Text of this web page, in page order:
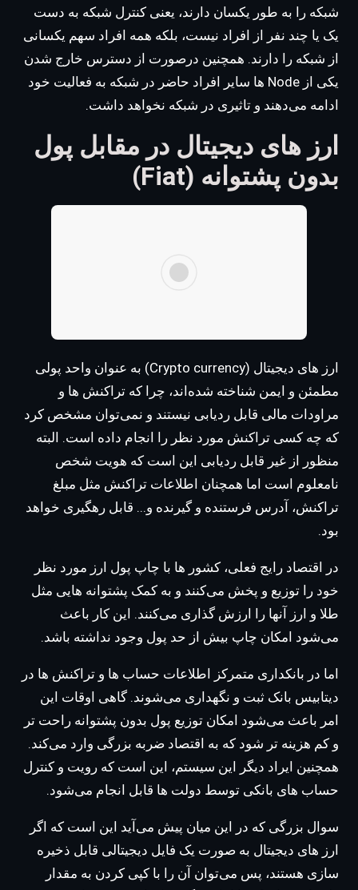
شبکه را به طور یکسان دارند، یعنی کنترل شبکه به دست
یک یا چند نفر از افراد نیست، بلکه همه افراد سهم یکسانی
از شبکه را دارند. همچنین درصورت از دسترس خارج شدن
یکی از Node ها سایر افراد حاضر در شبکه به فعالیت خود
ادامه می‌دهند و تاثیری در شبکه نخواهد داشت.
ارز های دیجیتال در مقابل پول
بدون پشتوانه (Fiat)
ارز های دیجیتال (Crypto currency) به عنوان واحد پولی
مطمئن و ایمن شناخته شده‌اند، چرا که تراکنش ها و
مراودات مالی قابل ردیابی نیستند و نمی‌توان مشخص کرد
که چه کسی تراکنش مورد نظر را انجام داده است. البته
منظور از غیر قابل ردیابی این است که هویت شخص
نامعلوم است اما همچنان اطلاعات تراکنش مثل مبلغ
تراکنش، آدرس فرستنده و گیرنده و... قابل رهگیری خواهد
بود.
در اقتصاد رایج فعلی، کشور ها با چاپ پول ارز مورد نظر
خود را توزیع و پخش می‌کنند و به کمک پشتوانه هایی مثل
طلا و ارز آنها را ارزش گذاری می‌کنند. این کار باعث
می‌شود امکان چاپ بیش از حد پول وجود نداشته باشد.
اما در بانکداری متمرکز اطلاعات حساب ها و تراکنش ها در
دیتابیس بانک ثبت و نگهداری می‌شوند. گاهی اوقات این
امر باعث می‌شود امکان توزیع پول بدون پشتوانه راحت تر
و کم هزینه تر شود که به اقتصاد ضربه بزرگی وارد می‌کند.
همچنین ایراد دیگر این سیستم، این است که رویت و کنترل
حساب های بانکی توسط دولت ها قابل انجام می‌شود.
سوال بزرگی که در این میان پیش می‌آید این است که اگر
ارز های دیجیتال به صورت یک فایل دیجیتالی قابل ذخیره
سازی هستند، پس می‌توان آن را با کپی کردن به مقدار